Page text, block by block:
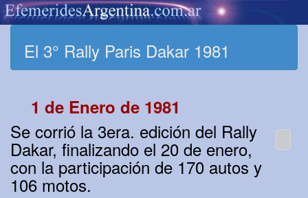
El 3° Rally Paris Dakar 1981
1 de Enero de 1981
Se corrió la 3era. edición del Rally
Dakar, finalizando el 20 de enero,
con la participación de 170 autos y
106 motos.